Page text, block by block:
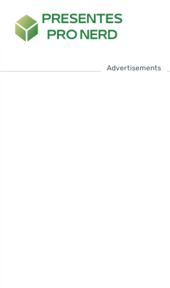
Advertisements